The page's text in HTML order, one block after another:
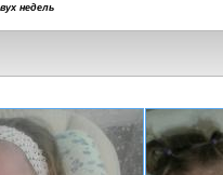
недель